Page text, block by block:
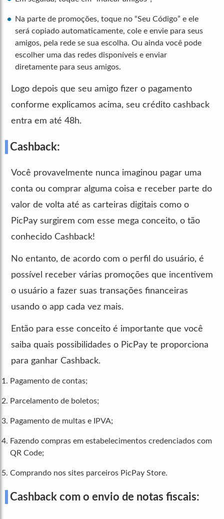
Na parte de promoções, toque no “Seu Código” e ele
será copiado automaticamente, cole e envie para seus
amigos, pela rede se sua escolha. Ou ainda você pode
escolher uma das redes disponíveis e enviar
diretamente para seus amigos.
Logo depois que seu amigo fizer o pagamento
conforme explicamos acima, seu crédito cashback
entra em até 48h.
Cashback:
Você provavelmente nunca imaginou pagar uma
conta ou comprar alguma coisa e receber parte do
valor de volta até as carteiras digitais como o
PicPay surgirem com esse mega conceito, o tão
conhecido Cashback!
No entanto, de acordo com o perfil do usuário, é
possível receber várias promoções que incentivem
o usuário a fazer suas transações financeiras
usando o app cada vez mais.
Então para esse conceito é importante que você
saiba quais possibilidades o PicPay te proporciona
para ganhar Cashback.
Pagamento de contas;
Parcelamento de boletos;
Pagamento de multas e IPVA;
Fazendo compras em estabelecimentos credenciados com
QR Code;
Comprando nos sites parceiros PicPay Store.
Cashback com o envio de notas fiscais: